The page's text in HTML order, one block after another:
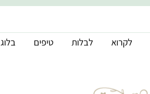
לקרוא לבלות טיפים בלוג